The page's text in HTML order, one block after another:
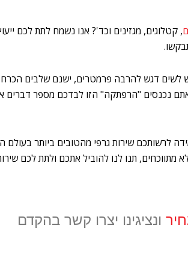
, קטלוגים, מגזינים וכד'? אנו נשמח לתת לכם
יש לשים דגש להרבה פרמטרים, ישנם שלבים
נכנסים "הרפתקה" הזו לבדכם מספר
לרשותכם שירות גרפי מהטובים ביותר
מתווכחים, תנו לנו להוביל אתכם ולתת לכם
ונציגינו יצרו קשר בהקדם